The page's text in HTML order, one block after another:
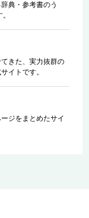
典・参考書のう
きた、実力抜群の
イトです。
ジをまとめたサイ